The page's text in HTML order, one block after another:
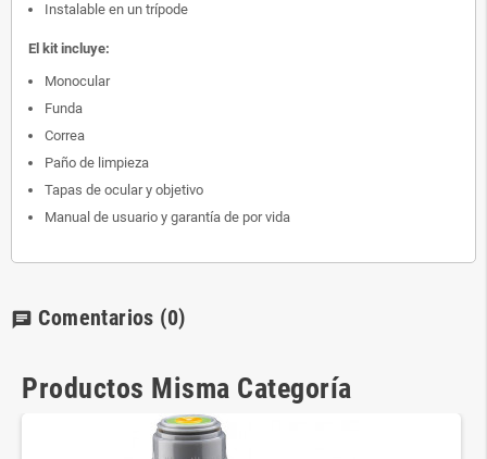
Instalable en un trípode
El kit incluye:
Monocular
Funda
Correa
Paño de limpieza
Tapas de ocular y objetivo
Manual de usuario y garantía de por vida
chat Comentarios (0)
Productos Misma Categoría